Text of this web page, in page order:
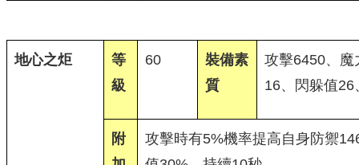
地心之炬
等
級
60
裝備素
質
攻擊6450、魔
16、閃躲值
附
攻擊時有5%機率提高自身防禦